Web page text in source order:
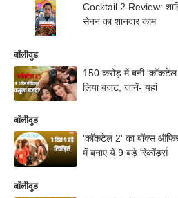
Cocktail 2 Review:
सेनन का शानदार काम
बॉलीवुड
150 करोड़ में बनी 'कॉकटेल 2' ने तीन दिन में कितना वसूल
लिया बजट, जानें- यहां
बॉलीवुड
'कॉकटेल 2' का बॉक्स ऑफिस
में बनाए ये 9 बड़े रिकॉर्ड्स
बॉलीवुड